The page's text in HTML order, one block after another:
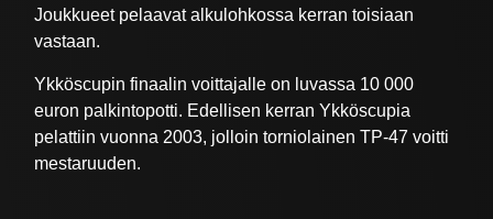
Joukkueet pelaavat alkulohkossa kerran toisiaan
vastaan.
Ykköscupin finaalin voittajalle on luvassa 10 000
euron palkintopotti. Edellisen kerran Ykköscupia
pelattiin vuonna 2003, jolloin torniolainen TP-47 voitti
mestaruuden.